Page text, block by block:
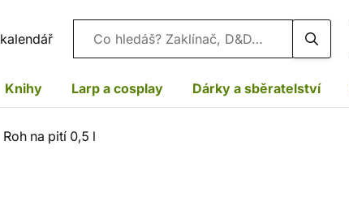
kalendář Vyhledávání
Knihy Larp a cosplay Dárky a sběratelství
Roh na pití 0,5 l